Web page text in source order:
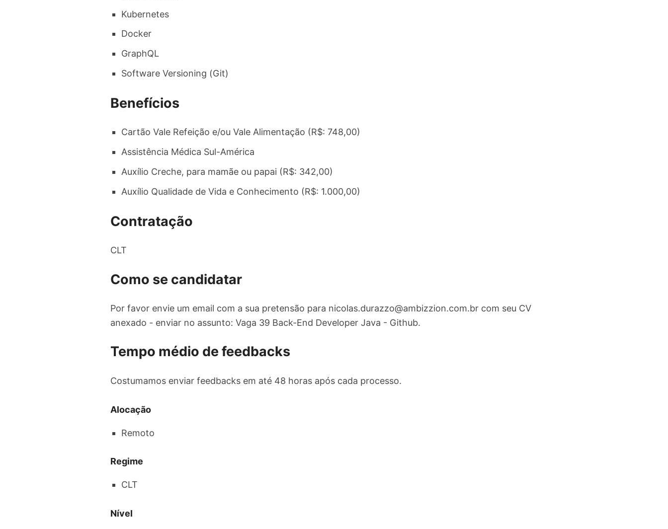
Kubernetes
Docker
GraphQL
Software Versioning (Git)
Benefícios
Cartão Vale Refeição e/ou Vale Alimentação (R$: 748,00)
Assistência Médica Sul-América
Auxílio Creche, para mamãe ou papai (R$: 342,00)
Auxílio Qualidade de Vida e Conhecimento (R$: 1.000,00)
Contratação
CLT
Como se candidatar
Por favor envie um email com a sua pretensão para nicolas.durazzo@ambizzion.com.br com seu CV
anexado - enviar no assunto: Vaga 39 Back-End Developer Java - Github.
Tempo médio de feedbacks
Costumamos enviar feedbacks em até 48 horas após cada processo.
Alocação
Remoto
Regime
CLT
Nível